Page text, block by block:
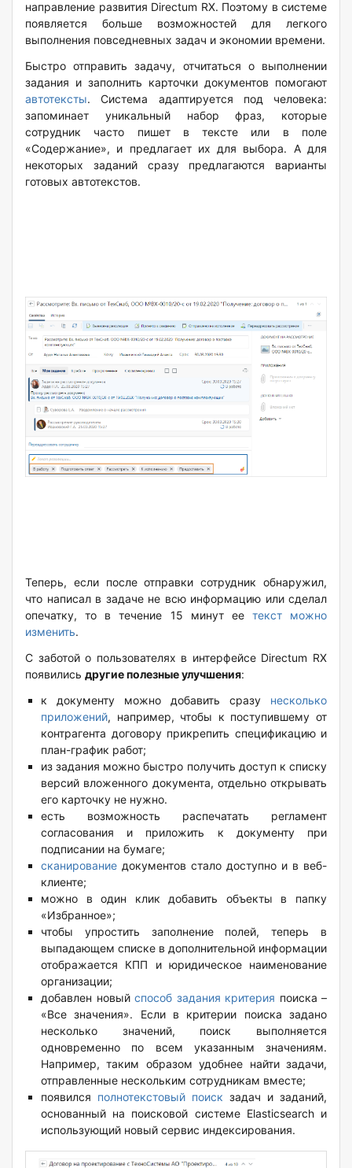
направление развития Directum RX. Поэтому в системе
появляется больше возможностей для легкого
выполнения повседневных задач и экономии времени.
Быстро отправить задачу, отчитаться о выполнении
задания и заполнить карточки документов помогают
автотексты. Система адаптируется под человека:
запоминает уникальный набор фраз, которые
сотрудник часто пишет в тексте или в поле
«Содержание», и предлагает их для выбора. А для
некоторых заданий сразу предлагаются варианты
готовых автотекстов.
Теперь, если после отправки сотрудник обнаружил,
что написал в задаче не всю информацию или сделал
опечатку, то в течение 15 минут ее текст можно
изменить.
С заботой о пользователях в интерфейсе Directum RX
появились другие полезные улучшения:
к документу можно добавить сразу несколько
приложений, например, чтобы к поступившему от
контрагента договору прикрепить спецификацию и
план-график работ;
из задания можно быстро получить доступ к списку
версий вложенного документа, отдельно открывать
его карточку не нужно.
есть возможность распечатать регламент
согласования и приложить к документу при
подписании на бумаге;
сканирование документов стало доступно и в веб-
клиенте;
можно в один клик добавить объекты в папку
«Избранное»;
чтобы упростить заполнение полей, теперь в
выпадающем списке в дополнительной информации
отображается КПП и юридическое наименование
организации;
добавлен новый способ задания критерия поиска –
«Все значения». Если в критерии поиска задано
несколько значений, поиск выполняется
одновременно по всем указанным значениям.
Например, таким образом удобнее найти задачи,
отправленные нескольким сотрудникам вместе;
появился полнотекстовый поиск задач и заданий,
основанный на поисковой системе Elasticsearch и
использующий новый сервис индексирования.